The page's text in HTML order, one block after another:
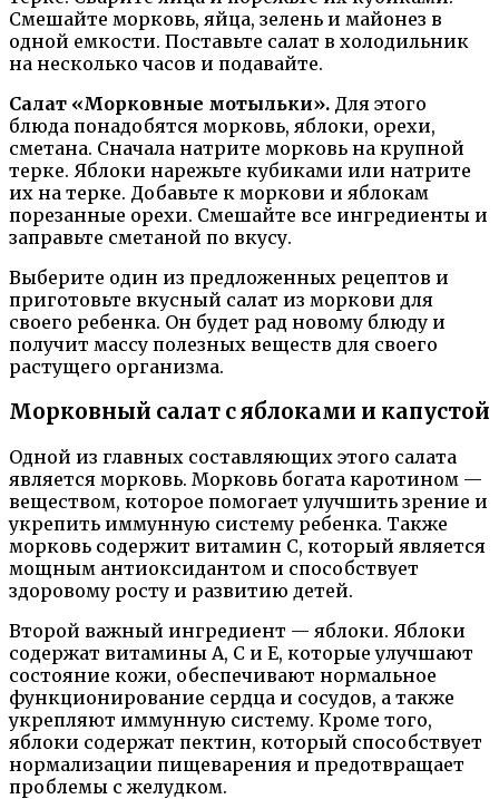
Смешайте морковь, яйца, зелень и майонез в
одной емкости. Поставьте салат в холодильник
на несколько часов и подавайте.
Салат «Морковные мотыльки». Для этого
блюда понадобятся морковь, яблоки, орехи,
сметана. Сначала натрите морковь на крупной
терке. Яблоки нарежьте кубиками или натрите
их на терке. Добавьте к моркови и яблокам
порезанные орехи. Смешайте все ингредиенты и
заправьте сметаной по вкусу.
Выберите один из предложенных рецептов и
приготовьте вкусный салат из моркови для
своего ребенка. Он будет рад новому блюду и
получит массу полезных веществ для своего
растущего организма.
Морковный салат с яблоками и капустой
Одной из главных составляющих этого салата
является морковь. Морковь богата каротином —
веществом, которое помогает улучшить зрение и
укрепить иммунную систему ребенка. Также
морковь содержит витамин С, который является
мощным антиоксидантом и способствует
здоровому росту и развитию детей.
Второй важный ингредиент — яблоки. Яблоки
содержат витамины А, С и Е, которые улучшают
состояние кожи, обеспечивают нормальное
функционирование сердца и сосудов, а также
укрепляют иммунную систему. Кроме того,
яблоки содержат пектин, который способствует
нормализации пищеварения и предотвращает
проблемы с желудком.